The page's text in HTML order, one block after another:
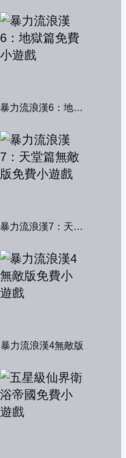
暴力流浪漢6：地獄篇
暴力流浪漢7：天堂篇無敵版
暴力流浪漢4無敵版